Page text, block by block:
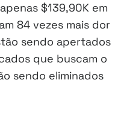
$139,90K em
84 vezes mais dor
sendo apertados
que buscam o
sendo eliminados